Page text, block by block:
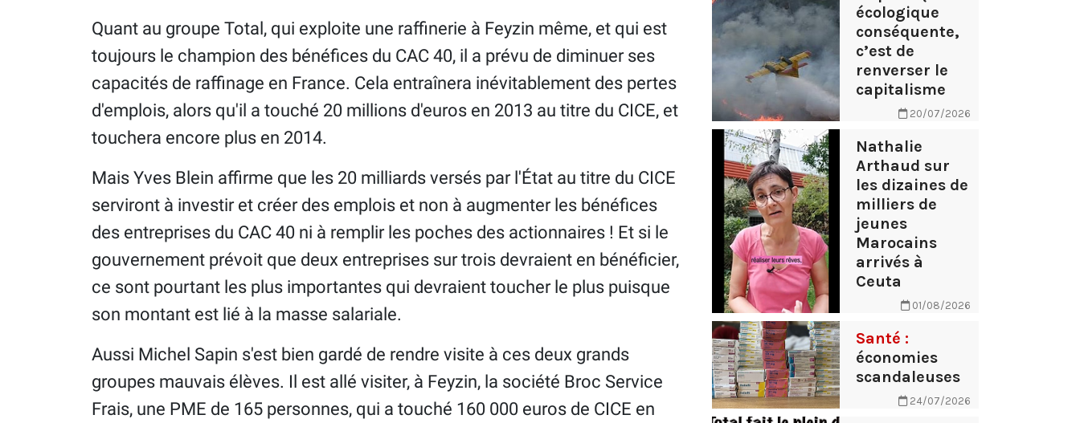
Quant au groupe Total, qui exploite une raffinerie à Feyzin même, et qui est
toujours le champion des bénéfices du CAC 40, il a prévu de diminuer ses
capacités de raffinage en France. Cela entraînera inévitablement des pertes
d'emplois, alors qu'il a touché 20 millions d'euros en 2013 au titre du CICE, et
touchera encore plus en 2014.
Mais Yves Blein affirme que les 20 milliards versés par l'État au titre du CICE
serviront à investir et créer des emplois et non à augmenter les bénéfices
des entreprises du CAC 40 ni à remplir les poches des actionnaires ! Et si le
gouvernement prévoit que deux entreprises sur trois devraient en bénéficier,
ce sont pourtant les plus importantes qui devraient toucher le plus puisque
son montant est lié à la masse salariale.
Aussi Michel Sapin s'est bien gardé de rendre visite à ces deux grands
groupes mauvais élèves. Il est allé visiter, à Feyzin, la société Broc Service
Frais, une PME de 165 personnes, qui a touché 160 000 euros de CICE en
écologique
conséquente,
c’est de
renverser le
capitalisme
20/07/2026
Nathalie
Arthaud sur
les dizaines de
milliers de
jeunes
Marocains
arrivés à
Ceuta
01/08/2026
Santé :
économies
scandaleuses
24/07/2026